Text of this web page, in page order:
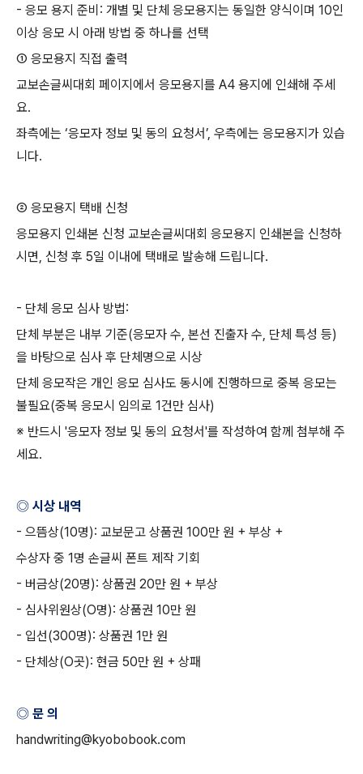
- 응모 용지 준비 : 개별 및 단체 응모용지는 동일한 양식이며 10인
이상 응모 시 아래 방법 중 하나를 선택
① 응모용지 직접 출력
교보손글씨대회 페이지에서 응모용지를 A4 용지에 인쇄해 주세
요.
좌측에는 ‘응모자 정보 및 동의 요청서’, 우측에는 응모용지가 있습
니다.
② 응모용지 택배 신청
응모용지 인쇄본 신청 교보손글씨대회 응모용지 인쇄본을 신청하
시면, 신청 후 5일 이내에 택배로 발송해 드립니다.
- 단체 응모 심사 방법:
단체 부분은 내부 기준(응모자 수, 본선 진출자 수, 단체 특성 등)
을 바탕으로 심사 후 단체명으로 시상
단체 응모작은 개인 응모 심사도 동시에 진행하므로 중복 응모는
불필요(중복 응모시 임의로 1건만 심사)
※ 반드시 '응모자 정보 및 동의 요청서'를 작성하여 함께 첨부해 주
세요.
◎ 시상 내역
- 으뜸상(10명): 교보문고 상품권 100만 원 + 부상 +
수상자 중 1명 손글씨 폰트 제작 기회
- 버금상(20명): 상품권 20만 원 + 부상
- 심사위원상(O명): 상품권 10만 원
- 입선(300명): 상품권 1만 원
- 단체상(O곳): 현금 50만 원 + 상패
◎ 문 의
handwriting@kyobobook.com